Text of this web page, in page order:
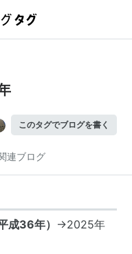
このタグでブログを書く
連ブログ
平成36年） →2025年